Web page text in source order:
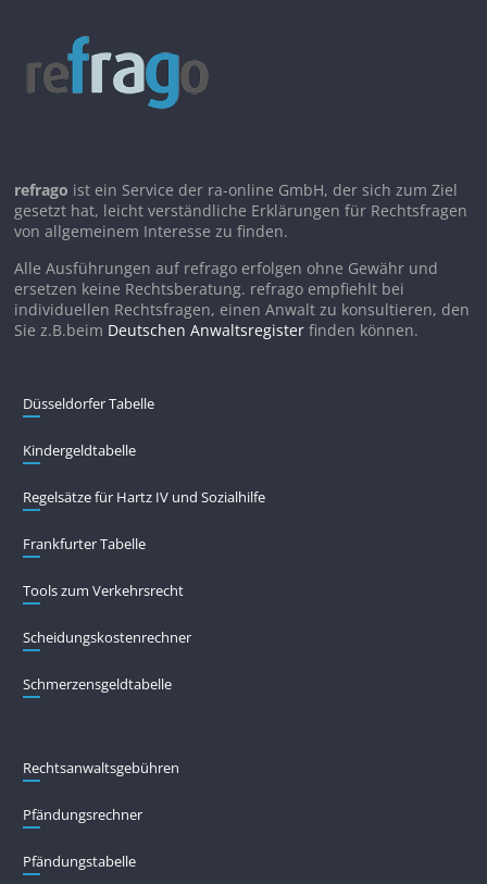
refrago ist ein Service der ra-online GmbH, der sich zum Ziel
gesetzt hat, leicht verständliche Erklärungen für Rechtsfragen
von allgemeinem Interesse zu finden.
Alle Ausführungen auf refrago erfolgen ohne Gewähr und
ersetzen keine Rechtsberatung. refrago empfiehlt bei
individuellen Rechtsfragen, einen Anwalt zu konsultieren, den
Sie z.B.beim Deutschen Anwaltsregister finden können.
Düsseldorfer Tabelle
Kindergeldtabelle
Regelsätze für Hartz IV und Sozialhilfe
Frankfurter Tabelle
Tools zum Verkehrsrecht
Scheidungskostenrechner
Schmerzensgeldtabelle
Rechtsanwaltsgebühren
Pfändungs­rechner
Pfändungs­tabelle